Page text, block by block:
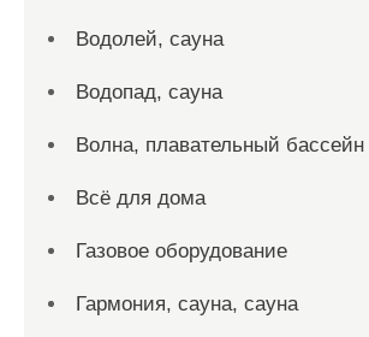
Водолей, сауна
Водопад, сауна
Волна, плавательный бассейн
Всё для дома
Газовое оборудование
Гармония, сауна, сауна